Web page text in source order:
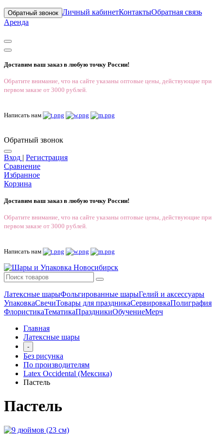
Обратный звонок Личный кабинетКонтактыОбратная связь
Аренда
Доставим ваш заказ в любую точку России!
Обратите внимание, что на сайте указаны оптовые цены, действующие при
первом заказе от 3000 рублей.
Написать нам
Обратный звонок
Вход | Регистрация
Сравнение
Избранное
Корзина
Доставим ваш заказ в любую точку России!
Обратите внимание, что на сайте указаны оптовые цены, действующие при
первом заказе от 3000 рублей.
Написать нам
Латексные шарыФольгированные шарыГелий и аксессуары
УпаковкаСвечиТовары для праздникаСервировкаПолиграфия
ФлористикаТематикаПраздникиОбучениеМерч
Главная
Латексные шары
-
Без рисунка
По производителям
Latex Occidental (Мексика)
Пастель
Пастель